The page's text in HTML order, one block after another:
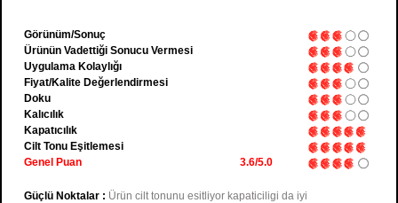
Görünüm/Sonuç
Ürünün Vadettiği Sonucu Vermesi
Uygulama Kolaylığı
Fiyat/Kalite Değerlendirmesi
Doku
Kalıcılık
Kapatıcılık
Cilt Tonu Eşitlemesi
Genel Puan
3.6/5.0
Güçlü Noktalar : Ürün cilt tonunu esitliyor kapaticiligi da iyi